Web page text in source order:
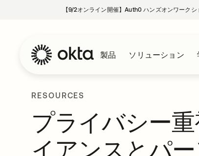
【9/2オンライン開催】Auth0 ハンズオンワークシ
製品 ソリューション
RESOURCES
プライバシー
イアンスとパ